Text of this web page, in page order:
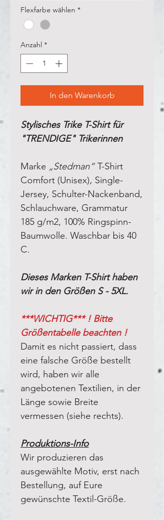
Flexfarbe wählen *
Anzahl *
In den Warenkorb
Stylisches Trike T-Shirt für
"TRENDIGE" Trikerinnen
Marke „Stedman“T-Shirt
Comfort (Unisex), Single-
Jersey, Schulter-Nackenband,
Schlauchware, Grammatur
185 g/m2, 100% Ringspinn-
Baumwolle. Waschbar bis 40
C.
Dieses Marken T-Shirt haben
wir in den Größen S - 5XL.
***WICHTIG*** ! Bitte
Größentabelle beachten !
Damit es nicht passiert, dass
eine falsche Größe bestellt
wird, haben wir alle
angebotenen Textilien, in der
Länge sowie Breite
vermessen (siehe rechts).
Produktions-Info
Wir produzieren das
ausgewählte Motiv, erst nach
Bestellung, auf Eure
gewünschte Textil-Größe.